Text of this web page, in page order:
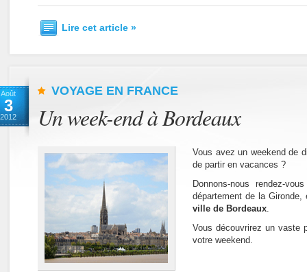
Lire cet article »
Août
3
2012
VOYAGE EN FRANCE
Un week-end à Bordeaux
Vous avez un weekend de
de partir en vacances ?
Donnons-nous rendez-
département de la
ville de Bordeaux.
Vous découvrirez un vaste
votre weekend.